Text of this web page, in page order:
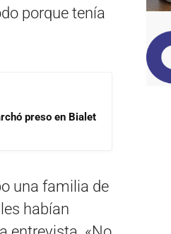
porque tenía
preso en Bialet
una familia de
habían